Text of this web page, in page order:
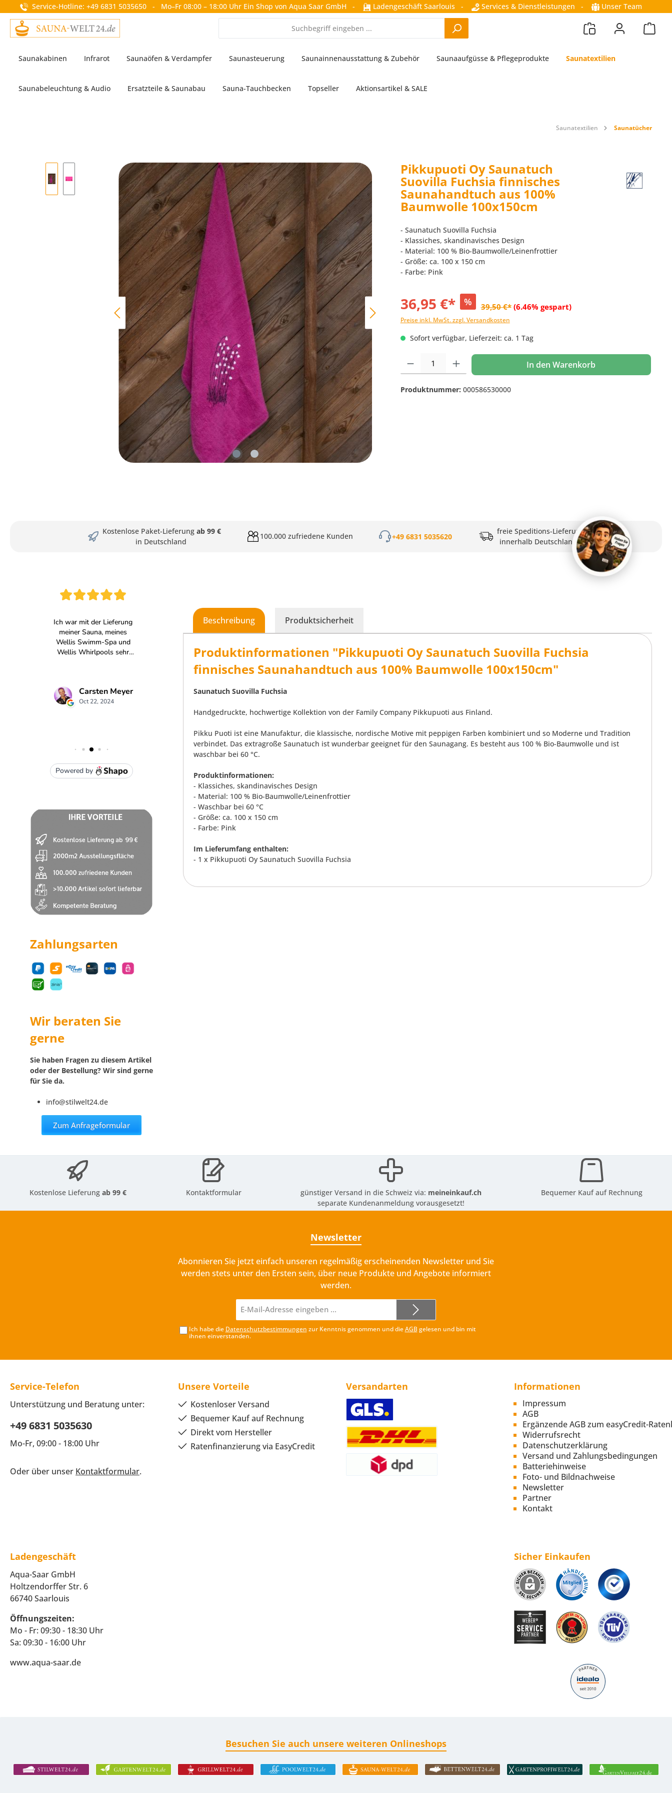
Zur Hauptnavigation springen
Service-Hotline: +49 6831 5035650 - Mo–Fr 08:00 – 18:00 Uhr Ein Shop von Aqua Saar GmbH - Ladengeschäft Saarlouis - Services & Dienstleistungen - Unser Team
Saunakabinen Infrarot Saunaöfen & Verdampfer Saunasteuerung Saunainnenausstattung & Zubehör Saunaaufgüsse & Pflegeprodukte Saunatextilien
Saunabeleuchtung & Audio Ersatzteile & Saunabau Sauna-Tauchbecken Topseller Aktionsartikel & SALE
Saunatextilien Saunatücher
Pikkupuoti Oy Saunatuch
Suovilla Fuchsia finnisches
Saunahandtuch aus 100%
Baumwolle 100x150cm
- Saunatuch Suovilla Fuchsia
- Klassiches, skandinavisches Design
- Material: 100 % Bio-Baumwolle/Leinenfrottier
- Größe: ca. 100 x 150 cm
- Farbe: Pink
36,95 €* % 39,50 €* (6.46% gespart)
Preise inkl. MwSt. zzgl. Versandkosten
Sofort verfügbar, Lieferzeit: ca. 1 Tag
Produkt Anzahl: Gib den gewünschten Wert ein oder benutze die Schaltflächen um die
In den Warenkorb
Produktnummer: 000586530000
Kostenlose Paket-Lieferung ab 99 €
in Deutschland
100.000 zufriedene Kunden +49 6831 5035620
freie Speditions-Lieferung
innerhalb Deutschlands
Zahlungsarten
Wir beraten Sie
gerne
Sie haben Fragen zu diesem Artikel
oder der Bestellung? Wir sind gerne
für Sie da.
info@stilwelt24.de
Zum Anfrageformular
Beschreibung Produktsicherheit
Produktinformationen "Pikkupuoti Oy Saunatuch Suovilla Fuchsia
finnisches Saunahandtuch aus 100% Baumwolle 100x150cm"
Saunatuch Suovilla Fuchsia
Handgedruckte, hochwertige Kollektion von der Family Company Pikkupuoti aus Finland.
Pikku Puoti ist eine Manufaktur, die klassische, nordische Motive mit peppigen Farben kombiniert und so Moderne und Tradition
verbindet. Das extragroße Saunatuch ist wunderbar geeignet für den Saunagang. Es besteht aus 100 % Bio-Baumwolle und ist
waschbar bei 60 °C.
Produktinformationen:
- Klassiches, skandinavisches Design
- Material: 100 % Bio-Baumwolle/Leinenfrottier
- Waschbar bei 60 °C
- Größe: ca. 100 x 150 cm
- Farbe: Pink
Im Lieferumfang enthalten:
- 1 x Pikkupuoti Oy Saunatuch Suovilla Fuchsia
Kostenlose Lieferungab 99 € Kontaktformular günstiger Versand in die Schweiz via: meineinkauf.ch
separate Kundenanmeldung vorausgesetzt!
Bequemer Kauf auf Rechnung
Newsletter
Abonnieren Sie jetzt einfach unseren regelmäßig erscheinenden Newsletter und Sie
werden stets unter den Ersten sein, über neue Produkte und Angebote informiert
werden.
Mail-
Adresse*
Ich habe die Datenschutzbestimmungen zur Kenntnis genommen und dieAGBgelesen und bin mit
ihnen einverstanden.
Service-Telefon
Unterstützung und Beratung unter:
+49 6831 5035630
Mo-Fr, 09:00 - 18:00 Uhr
Oder über unser Kontaktformular.
Unsere Vorteile
Kostenloser Versand
Bequemer Kauf auf Rechnung
Direkt vom Hersteller
Ratenfinanzierung via EasyCredit
Versandarten Informationen
Impressum
AGB
Ergänzende AGB zum easyCredit-
Widerrufsrecht
Datenschutzerklärung
Versand und Zahlungsbedingungen
Batteriehinweise
Foto- und Bildnachweise
Newsletter
Partner
Kontakt
Ladengeschäft
Aqua-Saar GmbH
Holtzendorffer Str. 6
66740 Saarlouis
Öffnungszeiten:
Mo - Fr: 09:30 - 18:30 Uhr
Sa: 09:30 - 16:00 Uhr
www.aqua-saar.de
Sicher Einkaufen
Besuchen Sie auch unsere weiteren Onlineshops